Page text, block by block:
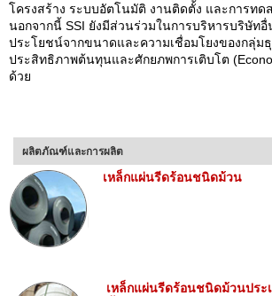
โครงสร้าง ระบบอัตโนมัติ งานติดตั้ง และการทด
นอกจากนี้ SSI ยังมีส่วนร่วมในการบริหารบริษัท
ประโยชน์จากขนาดและความเชื่อมโยงของกลุ่มธุ
ประสิทธิภาพต้นทุนและศักยภพการเติบโต
ด้วย
ผลิตภัณฑ์และการผลิต
เหล็กแผ่นรีดร้อนชนิดม้วน
เหล็กแผ่นรีดร้อนชนิดม้วนประ